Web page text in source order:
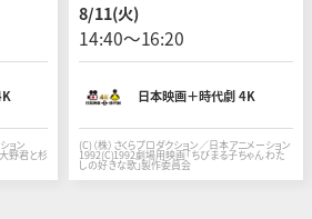
ョン
野君と杉
ん』の劇場版第２作。（1992年 93
分）
8/11(火)
14:40〜16:20
日本映画＋時代劇 4K
(C)（株）さくらプロダクション／日本アニメーション
1992(C)1992劇場用映画「ちびまる子ちゃん わた
しの好きな歌」製作委員会